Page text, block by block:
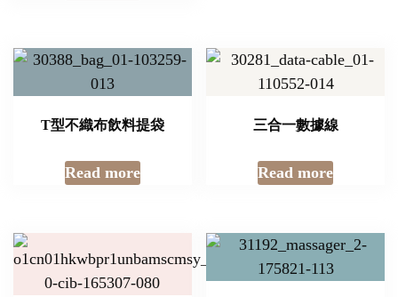
T型不織布飲料提袋
Read more
三合一數據線
Read more